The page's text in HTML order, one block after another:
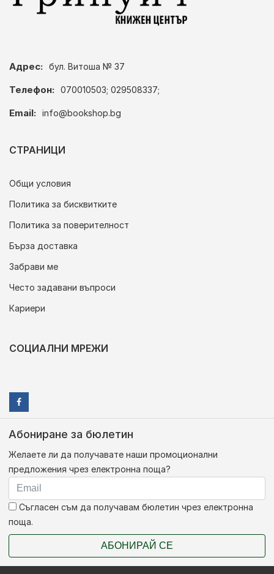
Адрес: бул. Витоша № 37
Телефон: 070010503; 029508337;
Email: info@bookshop.bg
СТРАНИЦИ
Общи условия
Политика за бисквитките
Политика за поверителност
Бърза доставка
Забрави ме
Често задавани въпроси
Кариери
СОЦИАЛНИ МРЕЖИ
Абониране за бюлетин
Желаете ли да получавате наши промоционални
предложения чрез електронна поща?
Съгласен съм да получавам бюлетин чрез електронна
поща.
АБОНИРАЙ СЕ